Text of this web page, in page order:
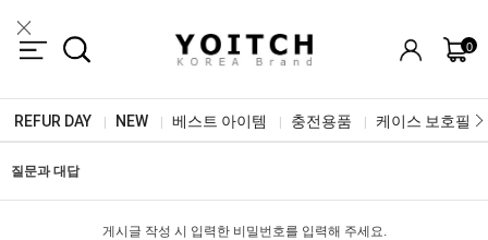
0
REFUR DAY NEW 베스트 아이템 충전용품 케이스 보호필름
질문과 대답
게시글 작성 시 입력한 비밀번호를 입력해 주세요.